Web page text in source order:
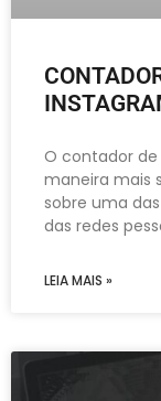
O contador
maneira mais
sobre uma
das redes
LEIA MAIS »